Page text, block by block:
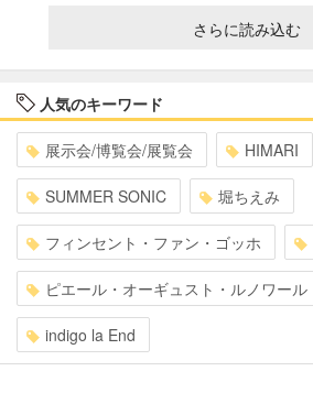
さらに読み込む
人気のキーワード
展示会/博覧会/展覧会 HIMARI
SUMMER SONIC 堀ちえみ
フィンセント・ファン・ゴッホ
ピエール・オーギュスト・ルノワール
indigo la End